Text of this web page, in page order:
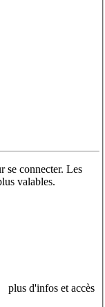
se connecter. Les
valables.
plus d'infos et accès